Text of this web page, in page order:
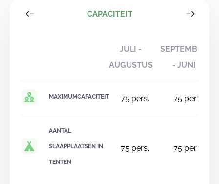
CAPACITEIT
JULI -
AUGUSTUS
SEPTEMBER
- JUNI
MAXIMUMCAPACITEIT 75pers. 75 pers.
AANTAL
SLAAPPLAATSEN IN
TENTEN
75pers. 75 pers.